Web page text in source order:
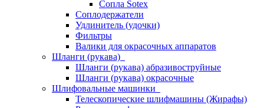
Сопла Sotex
Соплодержатели
Удлинитель (удочки)
Фильтры
Валики для окрасочных аппаратов
Шланги (рукава)
Шланги (рукава) абразивоструйные
Шланги (рукава) окрасочные
Шлифовальные машинки
Телескопические шлифмашины (Жирафы)